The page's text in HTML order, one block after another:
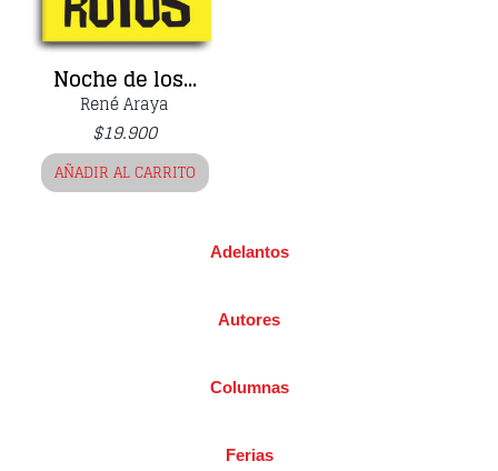
Noche de los...
$19.900
René Araya
AÑADIR AL CARRITO
Adelantos
Autores
Columnas
Ferias